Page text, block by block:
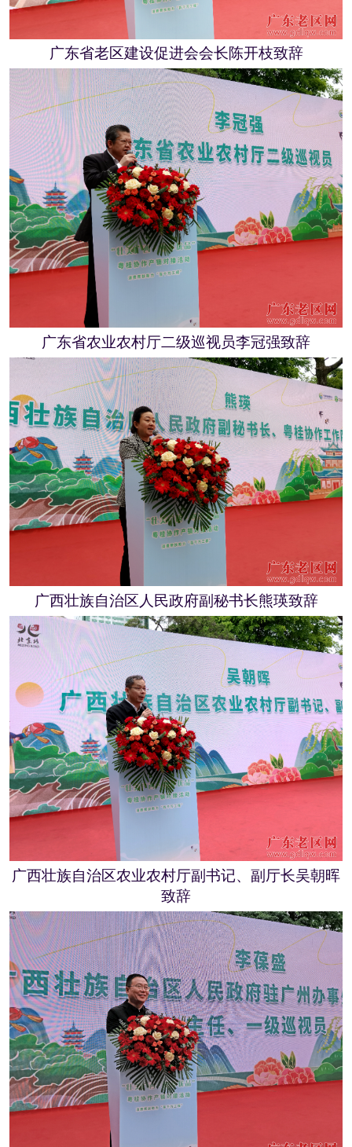
广东省老区建设促进会会长陈开枝致辞
广东省农业农村厅二级巡视员李冠强致辞
广西壮族自治区人民政府副秘书长熊瑛致辞
广西壮族自治区农业农村厅副书记、副厅长吴朝晖
致辞